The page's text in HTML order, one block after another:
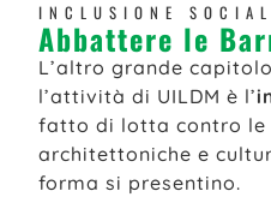
INCLUSIONE
Abbattere le
L’altro grande
l’attività di UILDM è l’
fatto di lotta contro le
architettoniche e
forma si presentino.